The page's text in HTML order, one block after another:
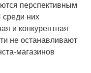
перспективным
них
и конкурентная
не останавливают
магазинов